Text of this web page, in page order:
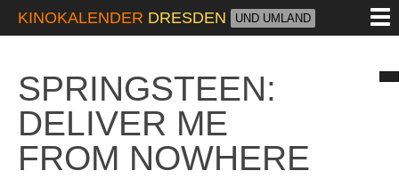
KINOKALENDER DRESDEN UND UMLAND
SPRINGSTEEN:
DELIVER ME
FROM NOWHERE